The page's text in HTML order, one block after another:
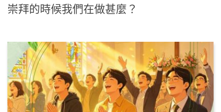
崇拜的時候我們在做甚麼？